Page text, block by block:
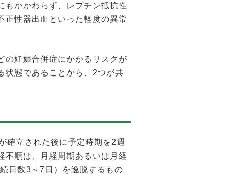
かかわらず、レプチン抵抗性
正性器出血といった軽度の異常
妊娠合併症にかかるリスクが
状態であることから、2つが共
確立された後に予定時期を2週
不順は、月経周期あるいは月経
日数3～7日）を逸脱するもの